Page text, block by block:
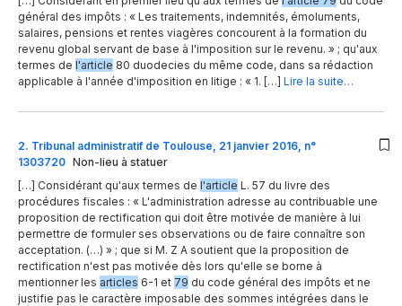
général des impôts : « Les traitements, indemnités, émoluments,
salaires, pensions et rentes viagères concourent à la formation du
revenu global servant de base à l'imposition sur le revenu. » ; qu'aux
termes de l'article 80 duodecies du même code, dans sa rédaction
applicable à l'année d'imposition en litige : « 1. […] Lire la suite…
2. Tribunal administratif de Toulouse, 21 janvier 2016, n°
1303720 Non-lieu à statuer
[…] Considérant qu'aux termes de l'article L. 57 du livre des
procédures fiscales : « L'administration adresse au contribuable une
proposition de rectification qui doit être motivée de manière à lui
permettre de formuler ses observations ou de faire connaître son
acceptation. (…) » ; que si M. Z A soutient que la proposition de
rectification n'est pas motivée dès lors qu'elle se borne à
mentionner les articles 6-1 et 79 du code général des impôts et ne
justifie pas le caractère imposable des sommes intégrées dans le